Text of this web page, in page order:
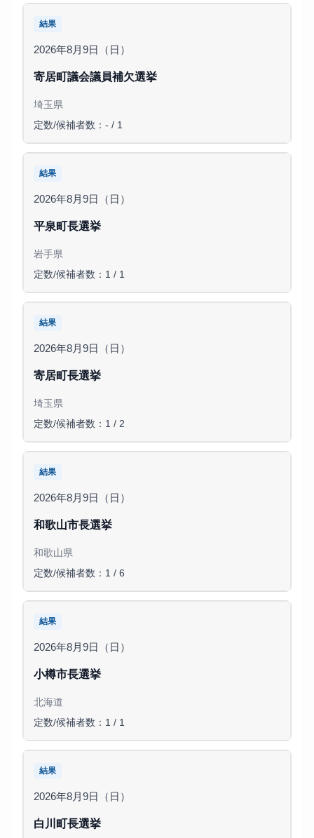
結果
2026年8月9日（日）
寄居町議会議員補欠選挙
埼玉県
定数/候補者数：- / 1
結果
2026年8月9日（日）
平泉町長選挙
岩手県
定数/候補者数：1 / 1
結果
2026年8月9日（日）
寄居町長選挙
埼玉県
定数/候補者数：1 / 2
結果
2026年8月9日（日）
和歌山市長選挙
和歌山県
定数/候補者数：1 / 6
結果
2026年8月9日（日）
小樽市長選挙
北海道
定数/候補者数：1 / 1
結果
2026年8月9日（日）
白川町長選挙